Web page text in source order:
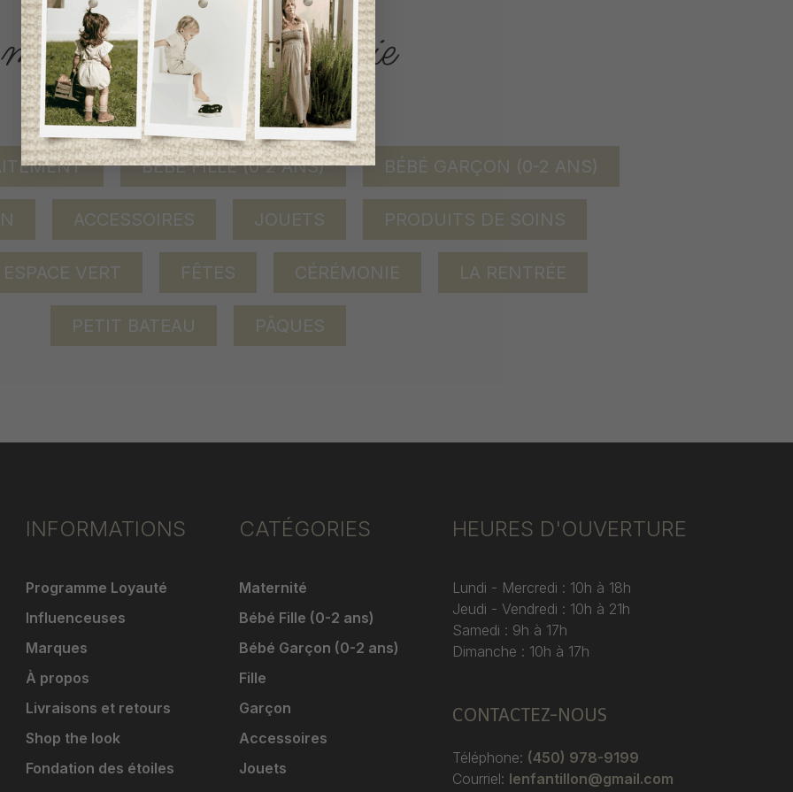
ACCÈS RAPIDE
magasinez par catégorie
BÉBÉ FILLE (0-2 ANS) BÉBÉ GARÇON (0-2 ANS)
ACCESSOIRES JOUETS PRODUITS DE SOINS
ESPACE VERT FÊTES CÉRÉMONIE LA RENTRÉE
PETIT BATEAU PÂQUES
INFORMATIONS
Programme Loyauté
Influenceuses
Marques
À propos
Livraisons et retours
Shop the look
Fondation des étoiles
CATÉGORIES
Maternité
Bébé Fille (0-2 ans)
Bébé Garçon (0-2 ans)
Fille
Garçon
Accessoires
Jouets
HEURES D'OUVERTURE
Lundi - Mercredi : 10h à 18h
Jeudi - Vendredi : 10h à 21h
Samedi : 9h à 17h
Dimanche : 10h à 17h
CONTACTEZ-NOUS
Téléphone: (450) 978-9199
Courriel: lenfantillon@gmail.com